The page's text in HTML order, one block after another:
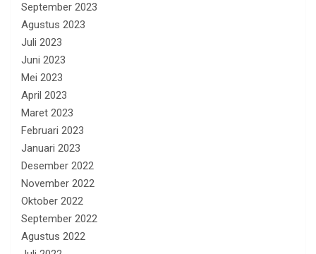
September 2023
Agustus 2023
Juli 2023
Juni 2023
Mei 2023
April 2023
Maret 2023
Februari 2023
Januari 2023
Desember 2022
November 2022
Oktober 2022
September 2022
Agustus 2022